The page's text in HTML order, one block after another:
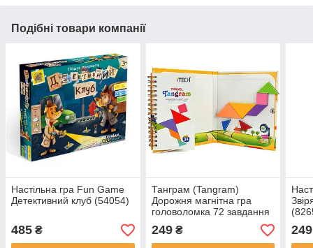
Подібні товари компанії
Настільна гра Fun Game
Детективний клуб (54054)
485 ₴
Танграм (Tangram)
Дорожня магнітна гра
головоломка 72 завдання
249₴ 249